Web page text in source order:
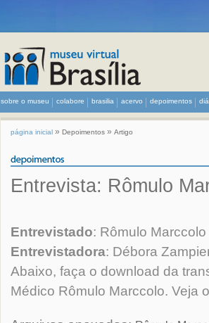
sobre o museu colabore brasilia acervo depoimentos
página inicial » Depoimentos » Artigo
Entrevista: Rômulo
Entrevistado: Rômulo Marccolo
Entrevistadora: Débora
Abaixo, faça o download da
Médico Rômulo Marccolo. Veja